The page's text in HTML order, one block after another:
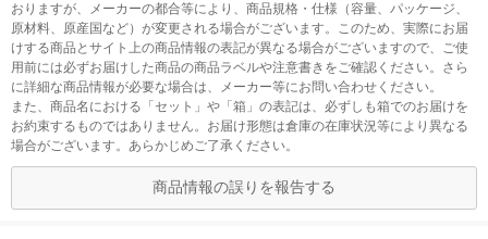
おりますが、メーカーの都合等により、商品規格・仕様（容量、パッケージ、
原材料、原産国など）が変更される場合がございます。このため、実際にお届
けする商品とサイト上の商品情報の表記が異なる場合がございますので、ご使
用前には必ずお届けした商品の商品ラベルや注意書きをご確認ください。さら
に詳細な商品情報が必要な場合は、メーカー等にお問い合わせください。
また、商品名における「セット」や「箱」の表記は、必ずしも箱でのお届けを
お約束するものではありません。お届け形態は倉庫の在庫状況等により異なる
場合がございます。あらかじめご了承ください。
商品情報の誤りを報告する